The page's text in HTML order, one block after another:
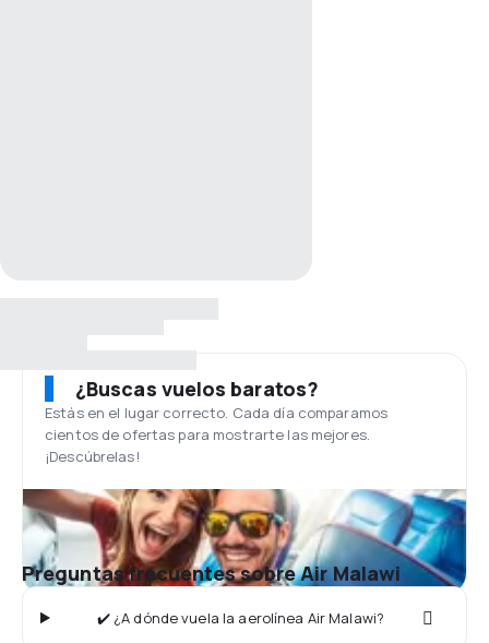
¿Buscas vuelos baratos?
Estás en el lugar correcto. Cada día comparamos
cientos de ofertas para mostrarte las mejores.
¡Descúbrelas!
Preguntas frecuentes sobre Air Malawi
✔️ ¿A dónde vuela la aerolínea Air Malawi?